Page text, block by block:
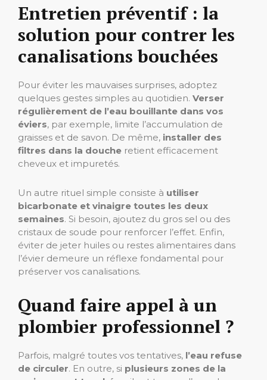
Entretien préventif : la
solution pour contrer les
canalisations bouchées
Pour éviter les mauvaises surprises, adoptez
quelques gestes simples au quotidien. Verser
régulièrement de l’eau bouillante dans vos
éviers, par exemple, limite l’accumulation de
graisses et de savon. De même, installer des
filtres dans la douche retient efficacement
cheveux et impuretés.
Un autre rituel simple consiste à utiliser
bicarbonate et vinaigre toutes les deux
semaines. Si besoin, ajoutez du gros sel ou des
cristaux de soude pour renforcer l’effet. Enfin,
éviter de jeter huiles ou restes alimentaires dans
l’évier demeure un réflexe fondamental pour
préserver vos canalisations.
Quand faire appel à un
plombier professionnel ?
Parfois, malgré toutes vos tentatives, l’eau refuse
de circuler. En outre, si plusieurs zones de la